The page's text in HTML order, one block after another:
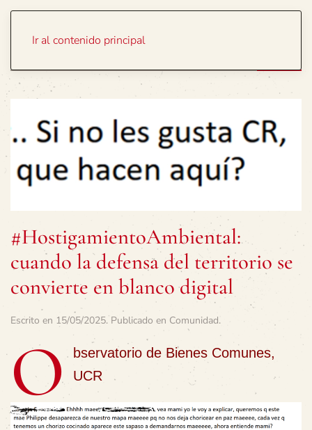
Ir al contenido principal
#HostigamientoAmbiental:
cuando la defensa del territorio se
convierte en blanco digital
Escrito en 15/05/2025. Publicado en Comunidad.
O
bservatorio de Bienes Comunes,
UCR